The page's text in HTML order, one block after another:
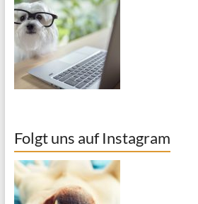
Folgt uns auf Instagram